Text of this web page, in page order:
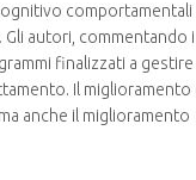
autori,
finalizzati a
Il
anche il